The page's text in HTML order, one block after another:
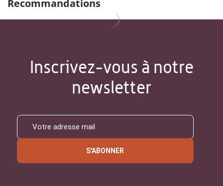
Recommandations
Inscrivez-vous à notre
newsletter
S'ABONNER